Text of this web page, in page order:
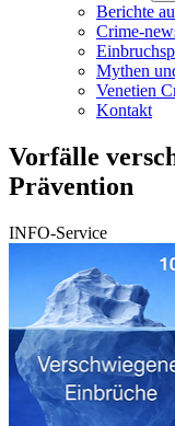
Berichte
Crime-
Mythen
Venetien
Kontakt
Vorfälle
Prävention
INFO-Service